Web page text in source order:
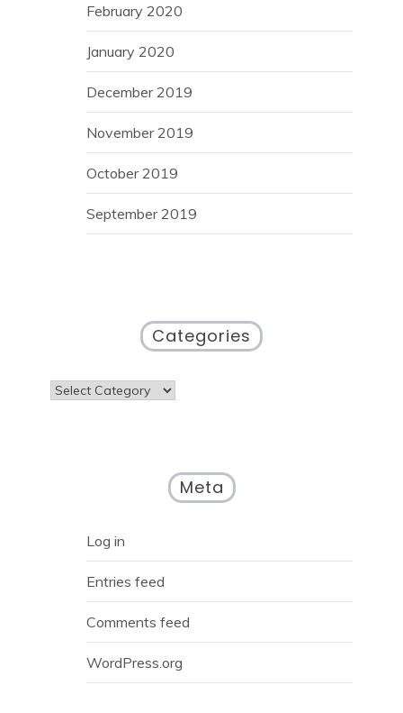
February 2020
January 2020
December 2019
November 2019
October 2019
September 2019
Categories
Categories
Meta
Log in
Entries feed
Comments feed
WordPress.org